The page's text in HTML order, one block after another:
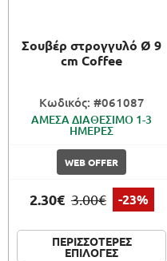
Σουβέρ στρογγυλό Ø 9
cm Coffee
Κωδικός: #061087
ΑΜΕΣΑ ΔΙΑΘΕΣΙΜΟ 1-3
ΗΜΕΡΕΣ
WEB OFFER
2.30€ 3.00€ -23%
ΠΕΡΙΣΣΟΤΕΡΕΣ
ΕΠΙΛΟΓΕΣ